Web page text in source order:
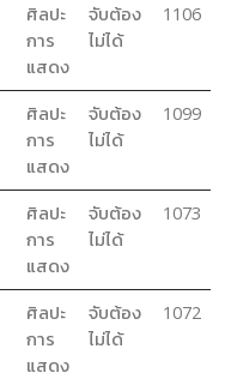
ศิลปะ
การ
แสดง
จับต้อง
ไม่ได้
1106
ศิลปะ
การ
แสดง
จับต้อง
ไม่ได้
1099
ศิลปะ
การ
แสดง
จับต้อง
ไม่ได้
1073
ศิลปะ
การ
แสดง
จับต้อง
ไม่ได้
1072